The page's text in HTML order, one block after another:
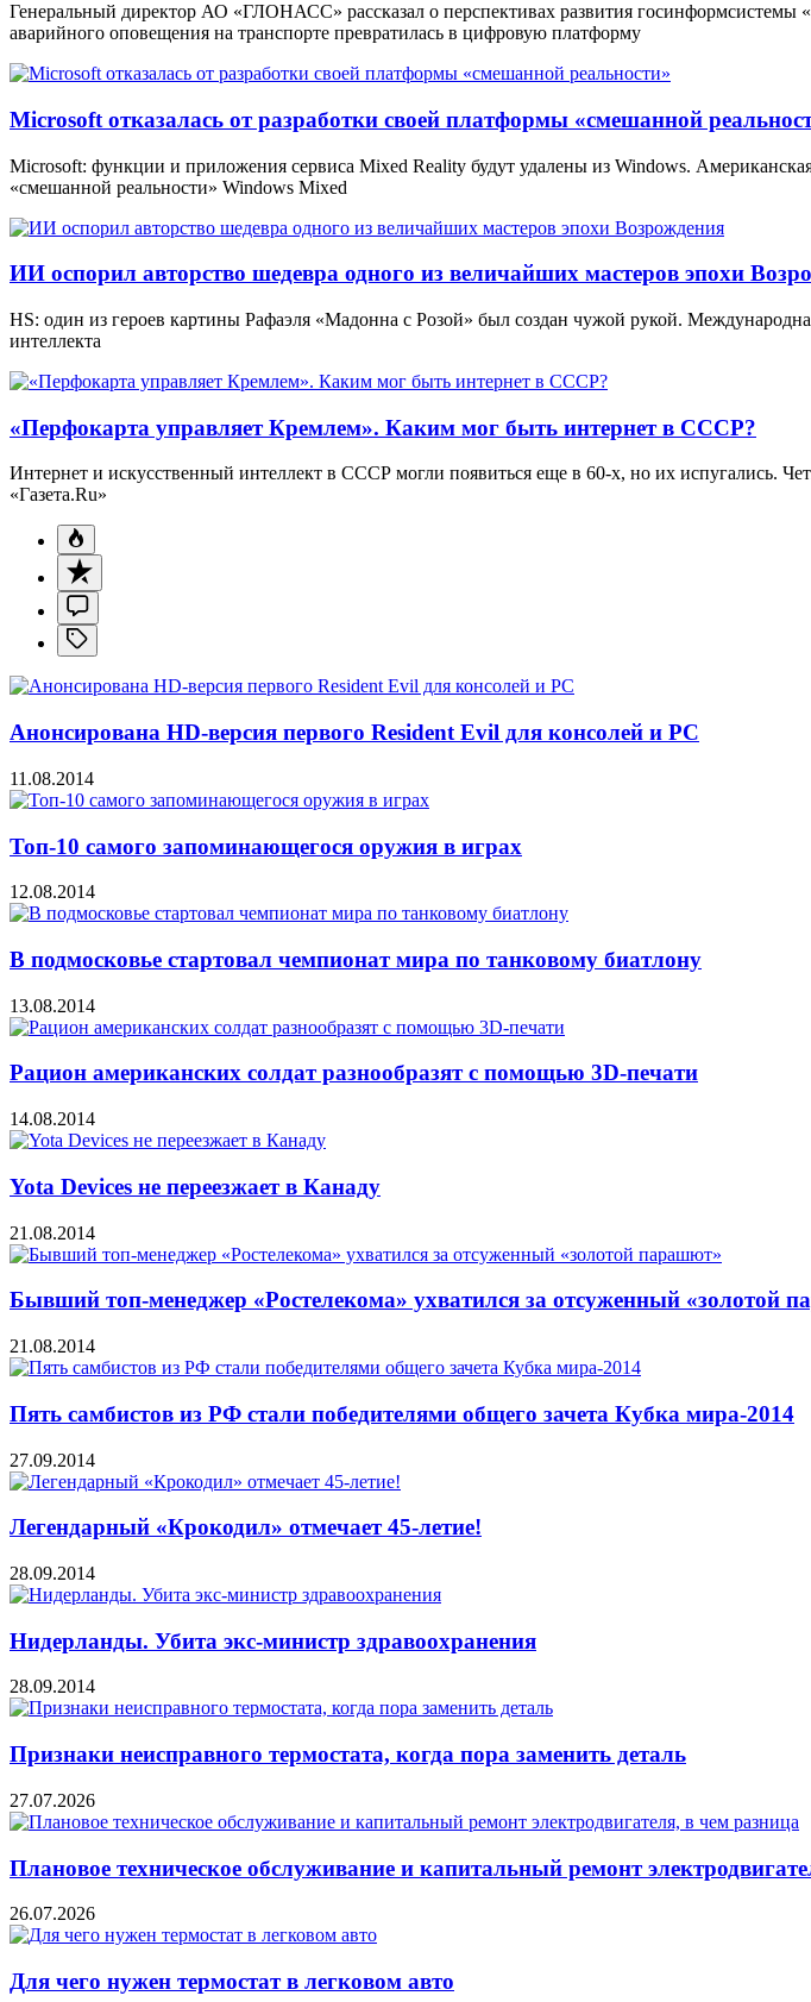
Генеральный директор АО «ГЛОНАСС» рассказал о перспективах развития
аварийного оповещения на транспорте превратилась в цифровую платформу
Microsoft отказалась от разработки своей платформы «смешанной
Microsoft: функции и приложения сервиса Mixed Reality будут удалены из Windows.
«смешанной реальности» Windows Mixed
ИИ оспорил авторство шедевра одного из величайших мастеров эпохи
HS: один из героев картины Рафаэля «Мадонна с Розой» был создан чужой рукой.
интеллекта
«Перфокарта управляет Кремлем». Каким мог быть интернет в СССР?
Интернет и искусственный интеллект в СССР могли появиться еще в 60-х, но их испугались.
«Газета.Ru»
Анонсирована HD-версия первого Resident Evil для консолей и PC
11.08.2014
Топ-10 самого запоминающегося оружия в играх
12.08.2014
В подмосковье стартовал чемпионат мира по танковому биатлону
13.08.2014
Рацион американских солдат разнообразят с помощью 3D-печати
14.08.2014
Yota Devices не переезжает в Канаду
21.08.2014
Бывший топ-менеджер «Ростелекома» ухватился за отсуженный «золотой
21.08.2014
Пять самбистов из РФ стали победителями общего зачета Кубка мира-2014
27.09.2014
Легендарный «Крокодил» отмечает 45-летие!
28.09.2014
Нидерланды. Убита экс-министр здравоохранения
28.09.2014
Признаки неисправного термостата, когда пора заменить деталь
27.07.2026
Плановое техническое обслуживание и капитальный ремонт
26.07.2026
Для чего нужен термостат в легковом авто